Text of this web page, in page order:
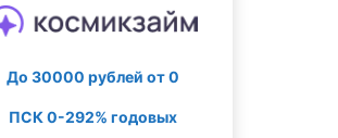
До 30000 рублей от 0
ПСК 0-292% годовых